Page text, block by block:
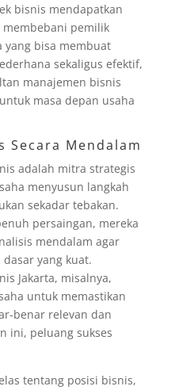
bisnis mendapatkan
pemilik
yang bisa membuat
sekaligus efektif,
manajemen bisnis
masa depan usaha
Secara Mendalam
adalah mitra strategis
menyusun langkah
sekadar tebakan.
persaingan, mereka
mendalam agar
yang kuat.
Jakarta, misalnya,
untuk memastikan
benar relevan dan
ini, peluang sukses
tentang posisi bisnis,